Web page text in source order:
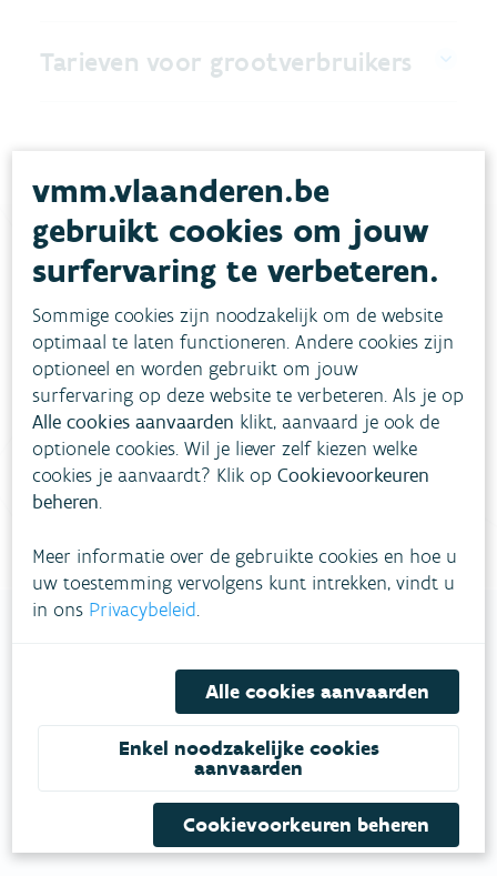
Tarieven voor grootverbruikers
Heb je vragen?
Bekijk het overzicht van meestgestelde vragen
Niet gevonden wat je zocht? Vul ons
contactformulier in.
Bel gratis 1700
MILIEUMAATSCHAPPIJ
Onze leefomgeving klimaatbestendig maken?
Daarvoor zetten we samen met partners in op
een duurzaam lucht-, water- en klimaatbeleid.
vmm.vlaanderen.be
gebruikt cookies om jouw
surfervaring te verbeteren.
Sommige cookies zijn noodzakelijk om de website
optimaal te laten functioneren. Andere cookies zijn
optioneel en worden gebruikt om jouw
surfervaring op deze website te verbeteren. Als je op
Alle cookies aanvaarden klikt, aanvaard je ook de
optionele cookies. Wil je liever zelf kiezen welke
cookies je aanvaardt? Klik opCookievoorkeuren
beheren.
Meer informatie over de gebruikte cookies en hoe u
uw toestemming vervolgens kunt intrekken, vindt u
in ons Privacybeleid.
Alle cookies aanvaarden
Enkel noodzakelijke cookies
aanvaarden
Cookievoorkeuren beheren